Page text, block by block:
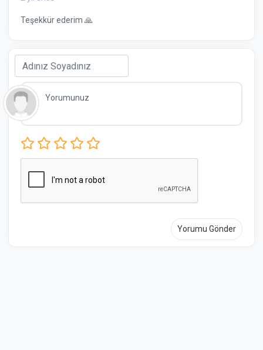
Teşekkür ederim 🙏
Yorumu Gönder